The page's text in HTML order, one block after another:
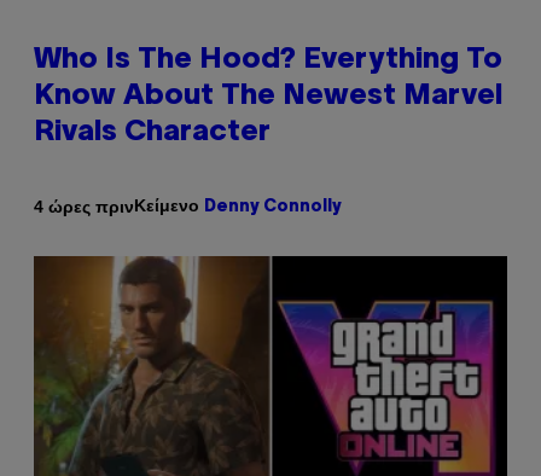
Who Is The Hood? Everything To
Know About The Newest Marvel
Rivals Character
4 ώρες πρινΚείμενο Denny Connolly